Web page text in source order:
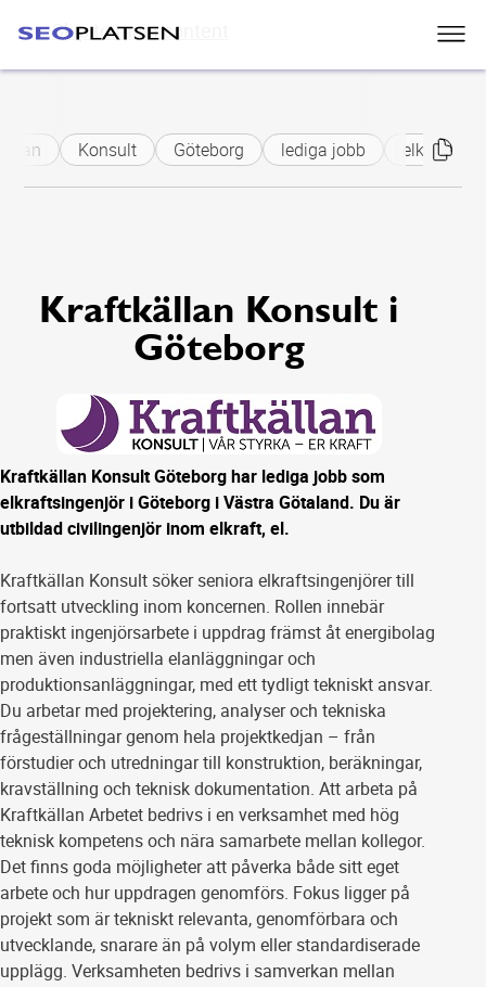
Skip to main content
Konsult Göteborg lediga jobb
Kraftkällan Konsult i
Göteborg
Kraftkällan Konsult Göteborg har lediga jobb som
elkraftsingenjör i Göteborg i Västra Götaland. Du är
utbildad civilingenjör inom elkraft, el.
Kraftkällan Konsult söker seniora elkraftsingenjörer till
fortsatt utveckling inom koncernen. Rollen innebär
praktiskt ingenjörsarbete i uppdrag främst åt energibolag
men även industriella elanläggningar och
produktionsanläggningar, med ett tydligt tekniskt ansvar.
Du arbetar med projektering, analyser och tekniska
frågeställningar genom hela projektkedjan – från
förstudier och utredningar till konstruktion, beräkningar,
kravställning och teknisk dokumentation. Att arbeta på
Kraftkällan Arbetet bedrivs i en verksamhet med hög
teknisk kompetens och nära samarbete mellan kollegor.
Det finns goda möjligheter att påverka både sitt eget
arbete och hur uppdragen genomförs. Fokus ligger på
projekt som är tekniskt relevanta, genomförbara och
utvecklande, snarare än på volym eller standardiserade
upplägg. Verksamheten bedrivs i samverkan mellan